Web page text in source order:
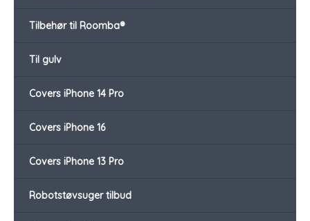
Tilbehør til Roomba®
Til gulv
Covers iPhone 14 Pro
Covers iPhone 16
Covers iPhone 13 Pro
Robotstøvsuger tilbud